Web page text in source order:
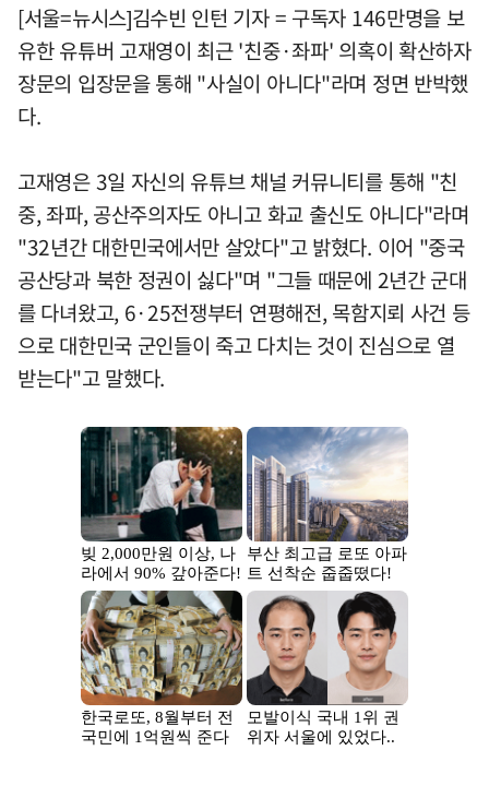
[서울=뉴시스]김수빈 인턴 기자 = 구독자 146만명을 보
유한 유튜버 고재영이 최근 '친중·좌파' 의혹이 확산하자
장문의 입장문을 통해 "사실이 아니다"라며 정면 반박했
다.
고재영은 3일 자신의 유튜브 채널 커뮤니티를 통해 "친
중, 좌파, 공산주의자도 아니고 화교 출신도 아니다"라며
"32년간 대한민국에서만 살았다"고 밝혔다. 이어 "중국
공산당과 북한 정권이 싫다"며 "그들 때문에 2년간 군대
를 다녀왔고, 6·25전쟁부터 연평해전, 목함지뢰 사건 등
으로 대한민국 군인들이 죽고 다치는 것이 진심으로 열
받는다"고 말했다.